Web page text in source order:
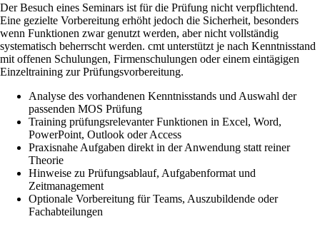
Der Besuch eines Seminars ist für die Prüfung nicht verpflichtend.
Eine gezielte Vorbereitung erhöht jedoch die Sicherheit, besonders
wenn Funktionen zwar genutzt werden, aber nicht vollständig
systematisch beherrscht werden. cmt unterstützt je nach Kenntnisstand
mit offenen Schulungen, Firmenschulungen oder einem eintägigen
Einzeltraining zur Prüfungsvorbereitung.
Analyse des vorhandenen Kenntnisstands und Auswahl der
passenden MOS Prüfung
Training prüfungsrelevanter Funktionen in Excel, Word,
PowerPoint, Outlook oder Access
Praxisnahe Aufgaben direkt in der Anwendung statt reiner
Theorie
Hinweise zu Prüfungsablauf, Aufgabenformat und
Zeitmanagement
Optionale Vorbereitung für Teams, Auszubildende oder
Fachabteilungen